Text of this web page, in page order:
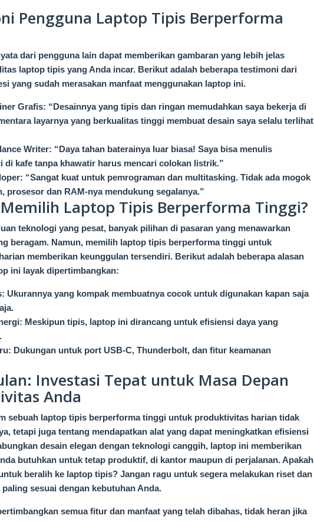
Pengguna Laptop Tipis Berperforma
dari pengguna lain dapat memberikan gambaran yang lebih jelas
laptop tipis yang Anda incar. Berikut adalah beberapa testimoni dari
yang sudah merasakan manfaat menggunakan laptop ini.
Grafis: “Desainnya yang tipis dan ringan memudahkan saya bekerja di
layarnya yang berkualitas tinggi membuat desain saya selalu terlihat
Writer: “Daya tahan baterainya luar biasa! Saya bisa menulis
di kafe tanpa khawatir harus mencari colokan listrik.”
“Sangat kuat untuk pemrograman dan multitasking. Tidak ada mogok
prosesor dan RAM-nya mendukung segalanya.”
Laptop Tipis Berperforma Tinggi?
teknologi yang pesat, banyak pilihan di pasaran yang menawarkan
beragam. Namun, memilih laptop tipis berperforma tinggi untuk
memberikan keunggulan tersendiri. Berikut adalah beberapa alasan
ini layak dipertimbangkan:
Ukurannya yang kompak membuatnya cocok untuk digunakan kapan saja
Meskipun tipis, laptop ini dirancang untuk efisiensi daya yang
Dukungan untuk port USB-C, Thunderbolt, dan fitur keamanan
Investasi Tepat untuk Masa Depan
Anda
sebuah laptop tipis berperforma tinggi untuk produktivitas harian tidak
tetapi juga tentang mendapatkan alat yang dapat meningkatkan efisiensi
desain elegan dengan teknologi canggih, laptop ini memberikan
butuhkan untuk tetap produktif, di kantor maupun di perjalanan. Apakah
beralih ke laptop tipis? Jangan ragu untuk segera melakukan riset dan
sesuai dengan kebutuhan Anda.
semua fitur dan manfaat yang telah dibahas, tidak heran jika